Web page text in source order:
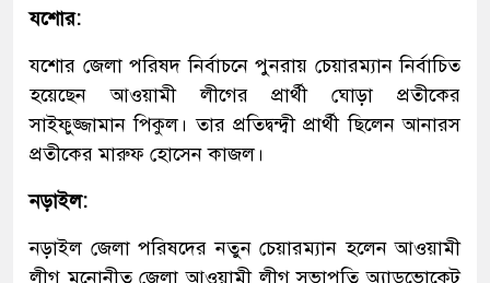
যশোর:
যশোর জেলা পরিষদ নির্বাচনে পুনরায় চেয়ারম্যান নির্বাচিত
হয়েছেন আওয়ামী লীগের প্রার্থী ঘোড়া প্রতীকের
সাইফুজ্জামান পিকুল। তার প্রতিদ্বন্দ্বী প্রার্থী ছিলেন আনারস
প্রতীকের মারুফ হোসেন কাজল।
নড়াইল:
নড়াইল জেলা পরিষদের নতুন চেয়ারম্যান হলেন আওয়ামী
লীগ মনোনীত জেলা আওয়ামী লীগ সভাপতি অ্যাডভোকেট